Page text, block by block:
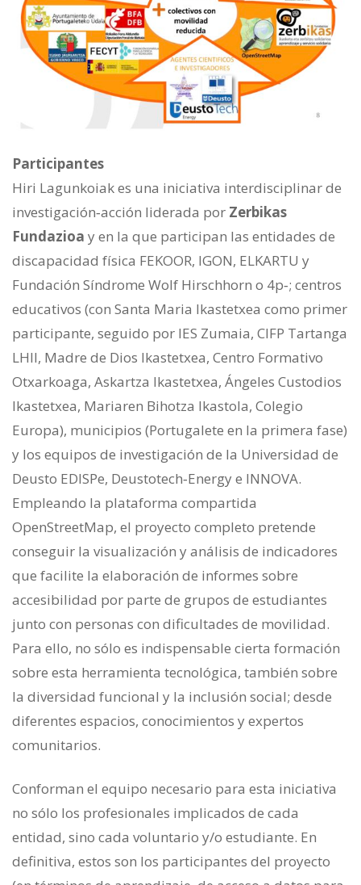
Participantes
Hiri Lagunkoiak es una iniciativa interdisciplinar de
investigación‐acción liderada por Zerbikas
Fundazioa y en la que participan las entidades de
discapacidad física FEKOOR, IGON, ELKARTU y
Fundación Síndrome Wolf Hirschhorn o 4p‐; centros
educativos (con Santa Maria Ikastetxea como primer
participante, seguido por IES Zumaia, CIFP Tartanga
LHII, Madre de Dios Ikastetxea, Centro Formativo
Otxarkoaga, Askartza Ikastetxea, Ángeles Custodios
Ikastetxea, Mariaren Bihotza Ikastola, Colegio
Europa), municipios (Portugalete en la primera fase)
y los equipos de investigación de la Universidad de
Deusto EDISPe, Deustotech‐Energy e INNOVA.
Empleando la plataforma compartida
OpenStreetMap, el proyecto completo pretende
conseguir la visualización y análisis de indicadores
que facilite la elaboración de informes sobre
accesibilidad por parte de grupos de estudiantes
junto con personas con dificultades de movilidad.
Para ello, no sólo es indispensable cierta formación
sobre esta herramienta tecnológica, también sobre
la diversidad funcional y la inclusión social; desde
diferentes espacios, conocimientos y expertos
comunitarios.
Conforman el equipo necesario para esta iniciativa
no sólo los profesionales implicados de cada
entidad, sino cada voluntario y/o estudiante. En
definitiva, estos son los participantes del proyecto